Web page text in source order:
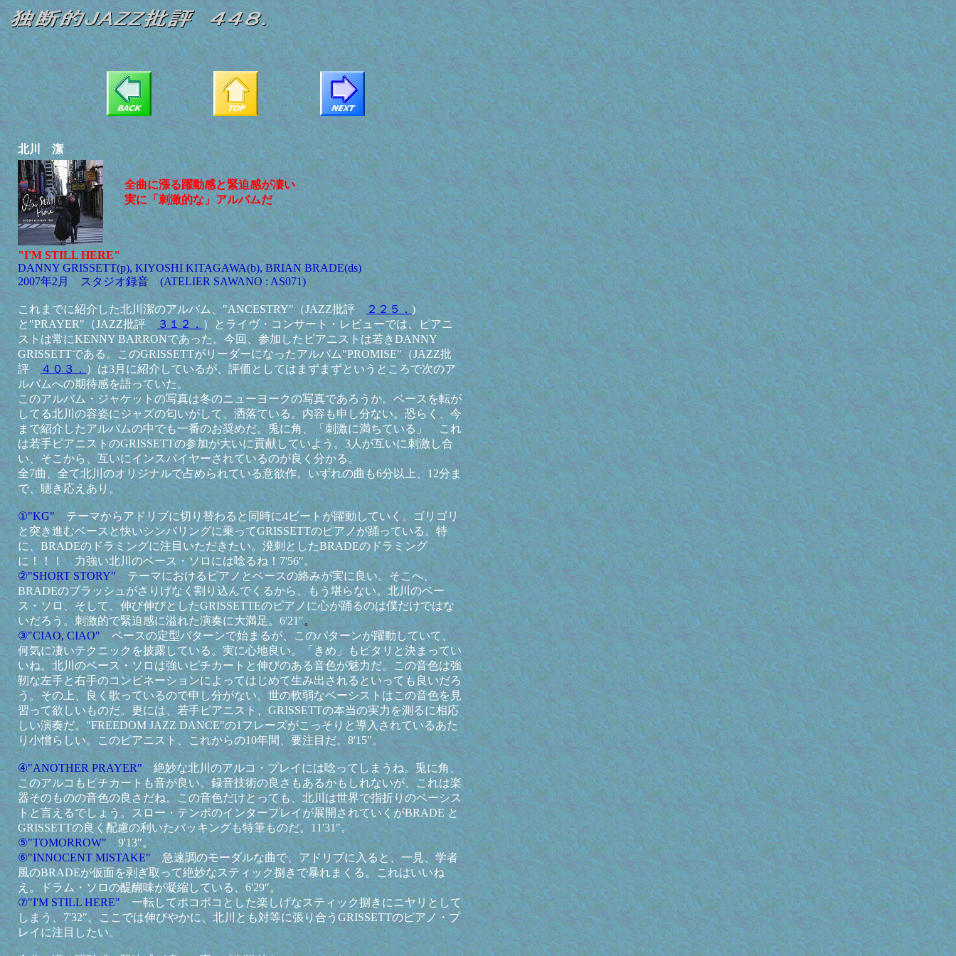
北川 潔
全曲に漲る躍動感と緊迫感が凄い
実に「刺激的な」アルバムだ
"I'M STILL HERE"
DANNY GRISSETT(p), KIYOSHI KITAGAWA(b), BRIAN BRADE(ds)
2007年2月 スタジオ録音 (ATELIER SAWANO : AS071)
これまでに紹介した北川潔のアルバム、"ANCESTRY"（JAZZ批評２２５．)
と"PRAYER"（JAZZ批評３１２．）とライヴ・コンサート・レビューでは、ピアニ
ストは常にKENNY BARRONであった。今回、参加したピアニストは若きDANNY
GRISSETTである。このGRISSETTがリーダーになったアルバム"PROMISE"（JAZZ批
評４０３．）は3月に紹介しているが、評価としてはまずまずというところで次のア
ルバムへの期待感を語っていた。
このアルバム・ジャケットの写真は冬のニューヨークの写真であろうか。ベースを転が
してる北川の容姿にジャズの匂いがして、洒落ている。内容も申し分ない。恐らく、今
まで紹介したアルバムの中でも一番のお奨めだ。兎に角、「刺激に満ちている」 これ
は若手ピアニストのGRISSETTの参加が大いに貢献していよう。3人が互いに刺激し合
い、そこから、互いにインスパイヤーされているのが良く分かる。
全7曲、全て北川のオリジナルで占められている意欲作。いずれの曲も6分以上、12分ま
で、聴き応えあり。
①"KG"テーマからアドリブに切り替わると同時に4ビートが躍動していく。ゴリゴリ
と突き進むベースと快いシンバリングに乗ってGRISSETTのピアノが踊っている。特
に、BRADEのドラミングに注目いただきたい。溌剌としたBRADEのドラミング
に！！！ 力強い北川のベース・ソロには唸るね！7'56″。
②"SHORT STORY"
テーマにおけるピアノとベースの絡みが実に良い。そこへ、
BRADEのブラッシュがさりげなく割り込んでくるから、もう堪らない。北川のベー
ス・ソロ、そして、伸び伸びとしたGRISSETTEのピアノに心が踊るのは僕だけではな
いだろう。刺激的で緊迫感に溢れた演奏に大満足。6'21″。
③"CIAO, CIAO"
ベースの定型パターンで始まるが、このパターンが躍動していて、
何気に凄いテクニックを披露している。実に心地良い。「きめ」もピタリと決まってい
いね。北川のベース・ソロは強いピチカートと伸びのある音色が魅力だ。この音色は強
靭な左手と右手のコンビネーションによってはじめて生み出されるといっても良いだろ
う。その上、良く歌っているので申し分がない。世の軟弱なベーシストはこの音色を見
習って欲しいものだ。更には、若手ピアニスト、GRISSETTの本当の実力を測るに相応
しい演奏だ。"FREEDOM JAZZ DANCE"の1フレーズがこっそりと導入されているあた
り小憎らしい。このピアニスト、これからの10年間、要注目だ。8'15″。
④"ANOTHER PRAYER"
絶妙な北川のアルコ・プレイには唸ってしまうね。兎に角、
このアルコもピチカートも音が良い。録音技術の良さもあるかもしれないが、これは楽
器そのものの音色の良さだね。この音色だけとっても、北川は世界で指折りのベーシス
トと言えるでしょう。スロー・テンポのインタープレイが展開されていくがBRADE と
GRISSETTの良く配慮の利いたバッキングも特筆ものだ。11'31″。
⑤"TOMORROW"9'13″。
⑥"INNOCENT MISTAKE"
急速調のモーダルな曲で、アドリブに入ると、一見、学者
風のBRADEが仮面を剥ぎ取って絶妙なスティック捌きで暴れまくる。これはいいね
え。ドラム・ソロの醍醐味が凝縮している、6'29″。
⑦"I'M STILL HERE"一転してポコポコとした楽しげなスティック捌きにニヤリとして
しまう、7'32″。ここでは伸びやかに、北川とも対等に張り合うGRISSETTのピアノ・プ
レイに注目したい。